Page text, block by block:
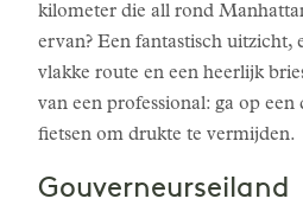
kilometer die all rond
ervan? Een fantastisch uitzicht,
vlakke route en een heerlijk
van een professional: ga op
fietsen om drukte te vermijden.
Gouverneurseiland